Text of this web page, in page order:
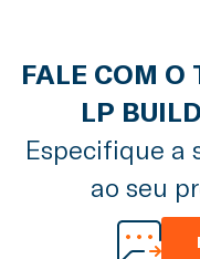
FALE COM O
LP
Especifique a
ao seu